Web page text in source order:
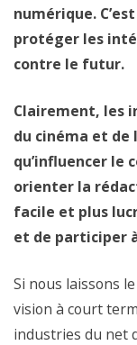
numérique.
protéger les
contre le futur.
Clairement, les
du cinéma et de
qu’influencer le
orienter la
facile et plus
et de participer
Si nous laissons
vision à court
industries du net